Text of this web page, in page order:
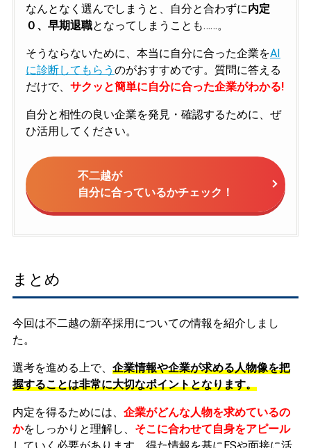
なんとなく選んでしまうと、自分と合わずに内定
０、早期退職となってしまうことも……。
そうならないために、本当に自分に合った企業をAI
に診断してもらう のがおすすめです。質問に答える
だけで、 サクッと簡単に自分に合った企業がわかる!
自分と相性の良い企業を発見・確認するために、ぜ
ひ活用してください。
不二越が
自分に合っているかチェック！
まとめ
今回は不二越の新卒採用についての情報を紹介しまし
た。
選考を進める上で、 企業情報や企業が求める人物像を把
握することは非常に大切なポイントとなります。
内定を得るためには、 企業がどんな人物を求めているの
かをしっかりと理解し、 そこに合わせて自身をアピール